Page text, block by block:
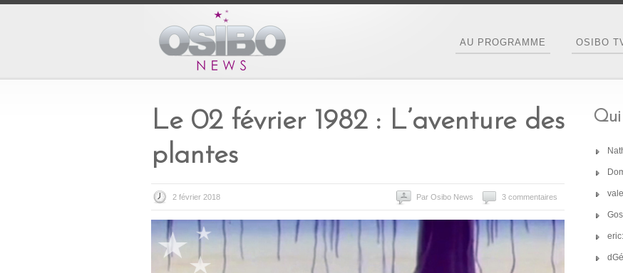
AU PROGRAMME OSIBO
Le 02 février 1982 : L’aventure des
plantes
2 février 2018 3 commentaires
Par Osibo News